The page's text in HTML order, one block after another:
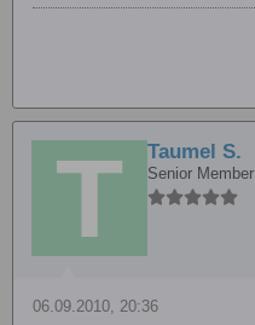
Taumel S.
Senior Member
06.09.2010, 20:36